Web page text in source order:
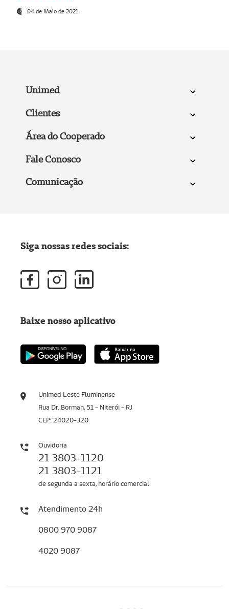
04 de Maio de 2021
Unimed
Clientes
Área do Cooperado
Fale Conosco
Comunicação
Unimed Leste Fluminense
Rua Dr. Borman, 51 - Niterói - RJ
CEP: 24020-320
Ouvidoria
21 3803-1120
21 3803-1121
de segunda a sexta, horário comercial
Atendimento 24h
0800 970 9087
4020 9087
Siga nossas redes sociais:
Baixe nosso aplicativo